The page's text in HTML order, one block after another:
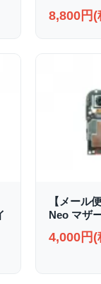
8,800円(
【メール
Neo マザ
4,000円(